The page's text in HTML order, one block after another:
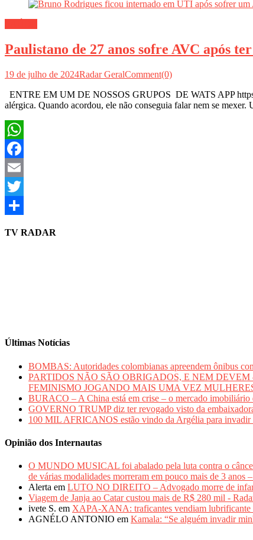
Paulistano de 27 anos sofre AVC após
19 de julho de 2024Radar GeralComment(0)
ENTRE EM UM DE NOSSOS GRUPOS DE WATS APP
alérgica. Quando acordou, ele não conseguia falar nem se
WhatsApp
Facebook
Email
Twitter
TV RADAR
Últimas Notícias
BOMBAS: Autoridades colombianas apreendem ônibus
PARTIDOS NÃO SÃO OBRIGADOS, E NEM DEVEM –
FEMINISMO JOGANDO MAIS UMA VEZ
BURACO – A China está em crise – o mercado imobiliário
GOVERNO TRUMP diz ter revogado visto da
100 MIL AFRICANOS estão vindo da Argélia para
Opinião dos Internautas
O MUNDO MUSICAL foi abalado pela luta contra o
de várias modalidades morreram em pouco mais de 3
Alerta em LUTO NO DIREITO – Advogado morre de
Viagem de Janja ao Catar custou mais de R$ 280 mil -
ivete S. em XAPA-XANA: traficantes vendiam lubrificante
AGNÉLO ANTONIO em Kamala: “Se alguém invadir